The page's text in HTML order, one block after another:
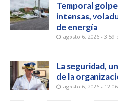
Temporal
intensas,
de energía
agosto 6, 2026 - 3:59
La seguridad,
de la
agosto 6, 2026 -